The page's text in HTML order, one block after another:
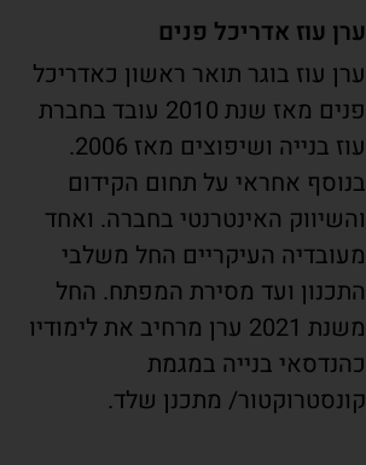
ערן עוז אדריכל פנים
ערן עוז בוגר תואר ראשון כאדריכל
פנים מאז שנת 2010 עובד בחברת
עוז בנייה ושיפוצים מאז 2006.
בנוסף אחראי על תחום הקידום
והשיווק האינטרנטי בחברה. ואחד
מעובדיה העיקריים החל משלבי
התכנון ועד מסירת המפתח. החל
משנת 2021 ערן מרחיב את לימודיו
כהנדסאי בנייה במגמת
קונסטרוקטור/ מתכנן שלד.